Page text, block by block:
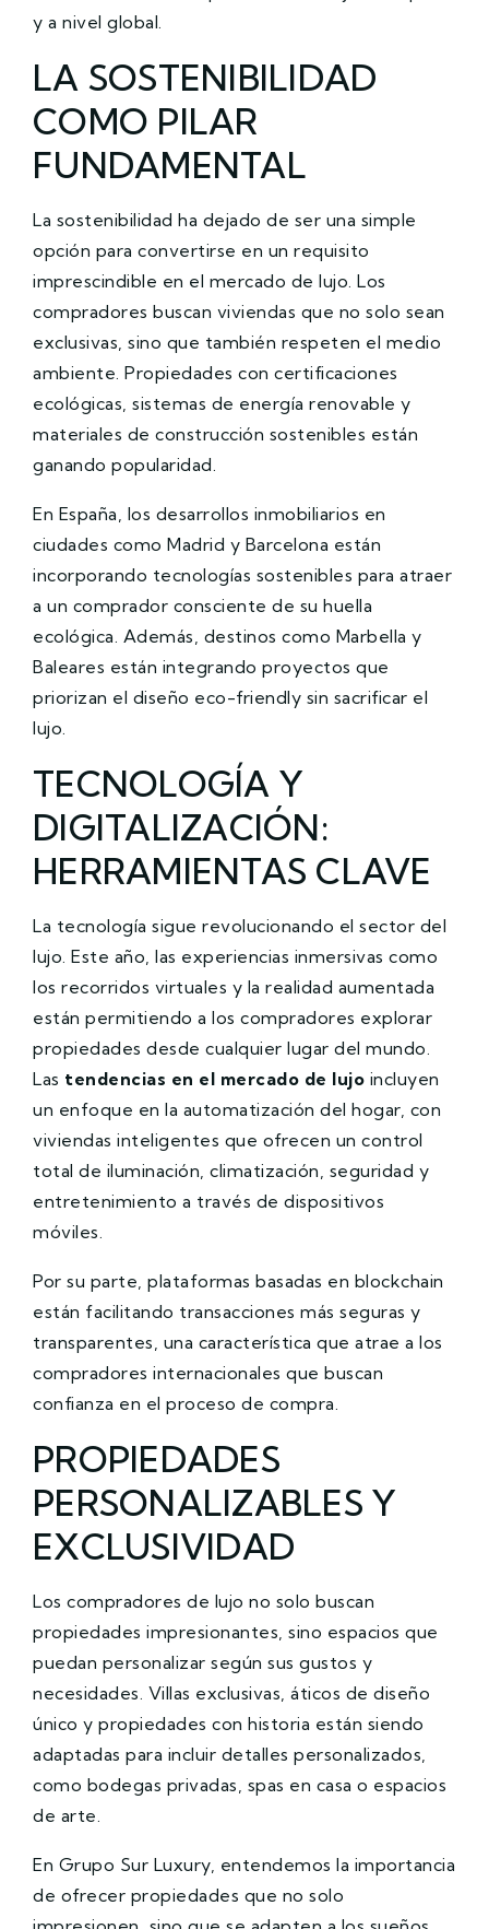
y a nivel global.
LA SOSTENIBILIDAD
COMO PILAR
FUNDAMENTAL
La sostenibilidad ha dejado de ser una simple
opción para convertirse en un requisito
imprescindible en el mercado de lujo. Los
compradores buscan viviendas que no solo sean
exclusivas, sino que también respeten el medio
ambiente. Propiedades con certificaciones
ecológicas, sistemas de energía renovable y
materiales de construcción sostenibles están
ganando popularidad.
En España, los desarrollos inmobiliarios en
ciudades como Madrid y Barcelona están
incorporando tecnologías sostenibles para atraer
a un comprador consciente de su huella
ecológica. Además, destinos como Marbella y
Baleares están integrando proyectos que
priorizan el diseño eco-friendly sin sacrificar el
lujo.
TECNOLOGÍA Y
DIGITALIZACIÓN:
HERRAMIENTAS CLAVE
La tecnología sigue revolucionando el sector del
lujo. Este año, las experiencias inmersivas como
los recorridos virtuales y la realidad aumentada
están permitiendo a los compradores explorar
propiedades desde cualquier lugar del mundo.
Las tendencias en el mercado de lujo incluyen
un enfoque en la automatización del hogar, con
viviendas inteligentes que ofrecen un control
total de iluminación, climatización, seguridad y
entretenimiento a través de dispositivos
móviles.
Por su parte, plataformas basadas en blockchain
están facilitando transacciones más seguras y
transparentes, una característica que atrae a los
compradores internacionales que buscan
confianza en el proceso de compra.
PROPIEDADES
PERSONALIZABLES Y
EXCLUSIVIDAD
Los compradores de lujo no solo buscan
propiedades impresionantes, sino espacios que
puedan personalizar según sus gustos y
necesidades. Villas exclusivas, áticos de diseño
único y propiedades con historia están siendo
adaptadas para incluir detalles personalizados,
como bodegas privadas, spas en casa o espacios
de arte.
En Grupo Sur Luxury, entendemos la importancia
de ofrecer propiedades que no solo